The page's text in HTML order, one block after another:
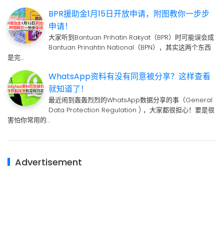
BPR援助金1月15日开放申请，附图教你一步步
申请！
大家听到Bantuan Prihatin Rakyat（BPR）时可能误会成
Bantuan Prinahtin National（BPN），其实这两个东西
是完…
WhatsApp资料有没有同意被分享？这样查看
就知道了！
最近闹到轰轰烈烈的WhatsApp数据分享的事（General
Data Protection Regulation ) ，大家都很担心！要是很
害怕你常用的…
Advertisement